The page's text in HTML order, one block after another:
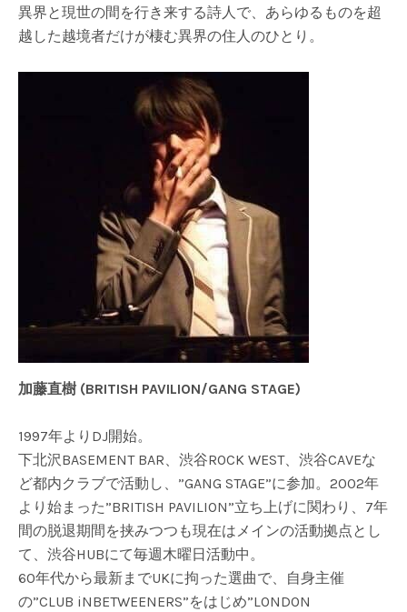
異界と現世の間を行き来する詩人で、あらゆるものを超
越した越境者だけが棲む異界の住人のひとり。
加藤直樹 (BRITISH PAVILION/GANG STAGE)
1997年よりDJ開始。
下北沢BASEMENT BAR、渋谷ROCK WEST、渋谷CAVEな
ど都内クラブで活動し、”GANG STAGE”に参加。2002年
より始まった”BRITISH PAVILION”立ち上げに関わり、7年
間の脱退期間を挟みつつも現在はメインの活動拠点とし
て、渋谷HUBにて毎週木曜日活動中。
60年代から最新までUKに拘った選曲で、自身主催
の”CLUB iNBETWEENERS”をはじめ”LONDON